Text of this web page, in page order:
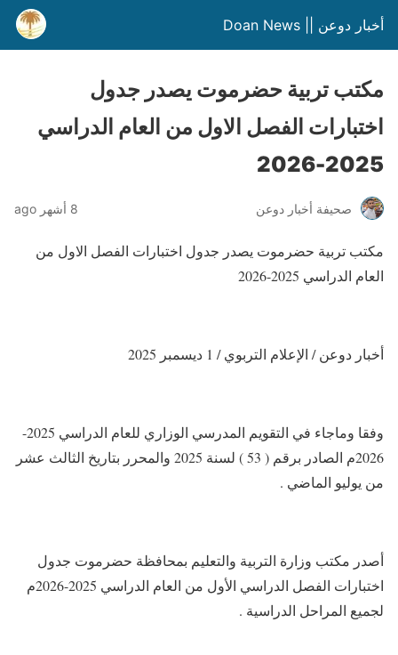
أخبار دوعن || Doan News
مكتب تربية حضرموت يصدر جدول
اختبارات الفصل الاول من العام الدراسي
2025-2026
صحيفة أخبار دوعن 8 أشهر ago
مكتب تربية حضرموت يصدر جدول اختبارات الفصل الاول من
العام الدراسي 2025-2026
أخبار دوعن / الإعلام التربوي / 1 ديسمبر 2025
وفقا وماجاء في التقويم المدرسي الوزاري للعام الدراسي 2025-
2026م الصادر برقم ( 53 ) لسنة 2025 والمحرر بتاريخ الثالث عشر
من يوليو الماضي .
أصدر مكتب وزارة التربية والتعليم بمحافظة حضرموت جدول
اختبارات الفصل الدراسي الأول من العام الدراسي 2025-2026م
لجميع المراحل الدراسية .